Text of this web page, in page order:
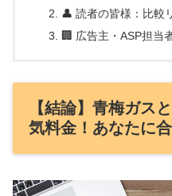
👤 読者の皆様：比較
🏢 広告主・ASP担当
【結論】青梅ガス
気料金！あなたに